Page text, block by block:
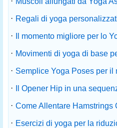
· Regali di yoga
·
Il momento migliore per lo
· Movimenti di yoga di base
· Semplice Yoga Poses per il
·
Il Opener Hip in una
· Come Allentare Hamstrings
· Esercizi di yoga per la